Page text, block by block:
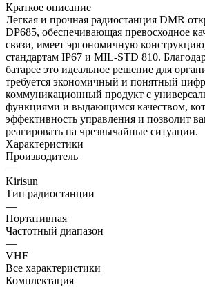
Краткое описание
Легкая и прочная радиостанция DMR
DP685, обеспечивающая превосходное
связи, имеет эргономичную
стандартам IP67 и MIL-STD 810.
батарее это идеальное решение для
требуется экономичный и понятный
коммуникационный продукт с
функциями и выдающимся качеством,
эффективность управления и позволит
реагировать на чрезвычайные ситуации.
Характеристики
Производитель
—
Kirisun
Тип радиостанции
—
Портативная
Частотный диапазон
—
VHF
Все характеристики
Комплектация